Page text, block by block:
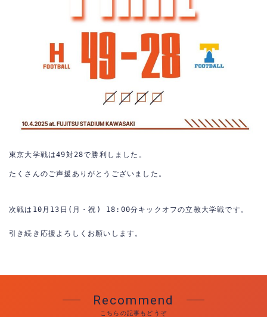
東京大学戦は49対28で勝利しました。
たくさんのご声援ありがとうございました。
次戦は10月13日(月・祝) 18:00分キックオフの立教大学戦です。
引き続き応援よろしくお願いします。
Recommend
こちらの記事もどうぞ